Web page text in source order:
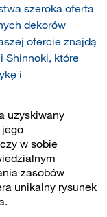
szeroka oferta
dekorów
ofercie znajdą
Shinnoki, które
i
uzyskiwany
jego
w sobie
zasobów
unikalny rysunek